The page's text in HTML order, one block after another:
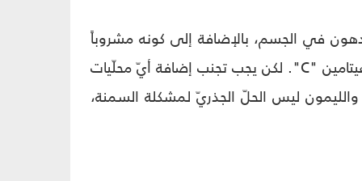
في الجسم، بالإضافة إلى كونه مشروباً
قليل السعرات الحرارية، وفي الوقت ذاته يؤمن الاحتياجات اليوميّة للجسم من الفيتامين "C". لكن يجب تجنب إضافة أيّ محلّيات
ليس الحلّ الجذريّ لمشكلة السمنة،